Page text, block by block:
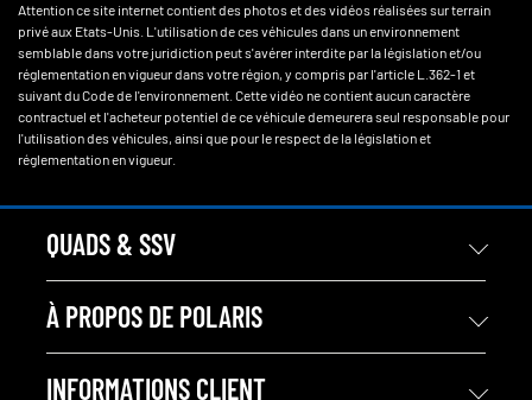
Attention ce site internet contient des photos et des vidéos réalisées sur terrain
privé aux Etats-Unis. L'utilisation de ces véhicules dans un environnement
semblable dans votre juridiction peut s'avérer interdite par la législation et/ou
réglementation en vigueur dans votre région, y compris par l'article L.362-1 et
suivant du Code de l'environnement. Cette vidéo ne contient aucun caractère
contractuel et l'acheteur potentiel de ce véhicule demeurera seul responsable pour
l'utilisation des véhicules, ainsi que pour le respect de la législation et
réglementation en vigueur.
QUADS & SSV
À PROPOS DE POLARIS
INFORMATIONS CLIENT